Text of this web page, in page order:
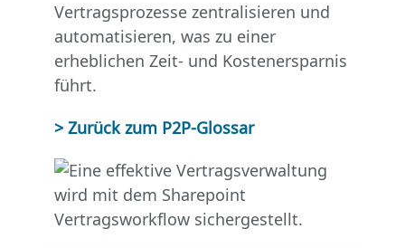
Vertragsprozesse zentralisieren und
automatisieren, was zu einer
erheblichen Zeit- und Kostenersparnis
führt.
> Zurück zum P2P-Glossar